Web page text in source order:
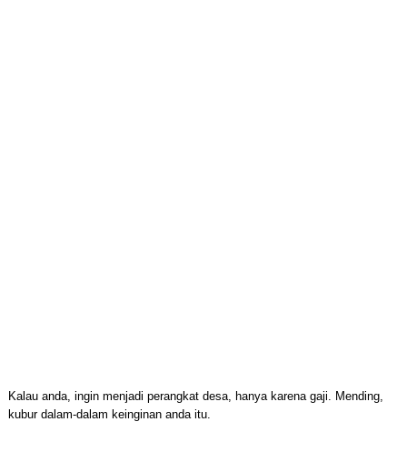
Kalau anda, ingin menjadi perangkat desa, hanya karena gaji. Mending,
kubur dalam-dalam keinginan anda itu.